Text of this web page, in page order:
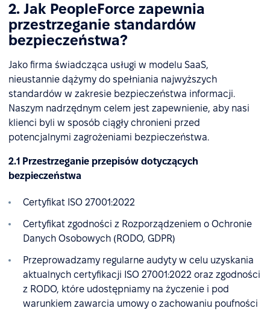
2. Jak PeopleForce zapewnia
przestrzeganie standardów
bezpieczeństwa?
Jako firma świadcząca usługi w modelu SaaS,
nieustannie dążymy do spełniania najwyższych
standardów w zakresie bezpieczeństwa informacji.
Naszym nadrzędnym celem jest zapewnienie, aby nasi
klienci byli w sposób ciągły chronieni przed
potencjalnymi zagrożeniami bezpieczeństwa.
2.1 Przestrzeganie przepisów dotyczących
bezpieczeństwa
Certyfikat ISO 27001:2022
Certyfikat zgodności z Rozporządzeniem o Ochronie
Danych Osobowych (RODO, GDPR)
Przeprowadzamy regularne audyty w celu uzyskania
aktualnych certyfikacji ISO 27001:2022 oraz zgodności
z RODO, które udostępniamy na życzenie i pod
warunkiem zawarcia umowy o zachowaniu poufności